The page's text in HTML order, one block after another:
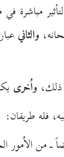
مباشرة
والثاني
ذلك،واُخرى
فله طريقان:
من الاُمور